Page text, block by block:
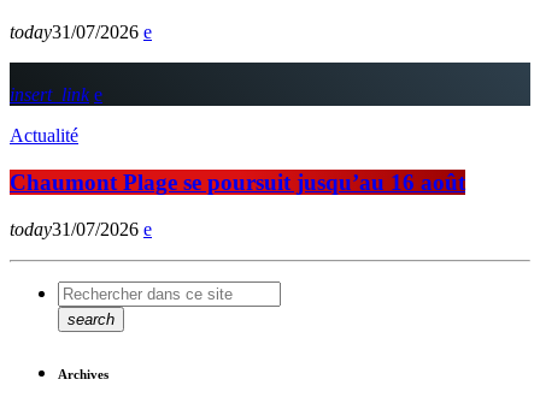
today31/07/2026
insert_link
Actualité
Chaumont Plage se poursuit jusqu’au 16 août
today31/07/2026
search
Archives